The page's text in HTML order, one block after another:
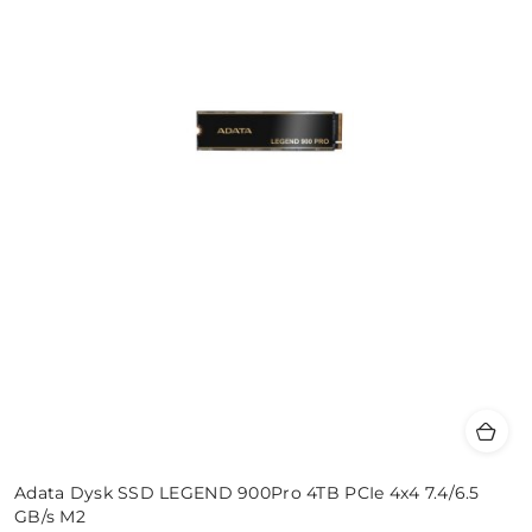
Adata Dysk SSD LEGEND 900Pro 4TB PCIe 4x4 7.4/6.5
GB/s M2